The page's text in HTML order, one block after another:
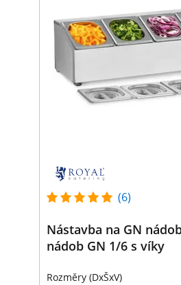
(6)
Nástavba na GN
nádob GN 1/6 s víky
Rozměry (DxŠxV)